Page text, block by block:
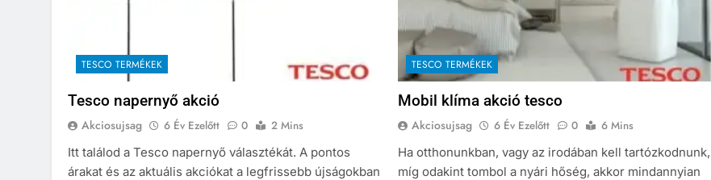
TESCO TERMÉKEK
Tesco napernyő akció
Akciosujsag 6 Év Ezelőtt 0
2 Mins
Itt találod a Tesco napernyő választékát. A pontos
árakat és az aktuális akciókat a legfrissebb újságokban
TESCO TERMÉKEK
Mobil klíma akció tesco
Akciosujsag 6 Év Ezelőtt 0
6 Mins
Ha otthonunkban, vagy az irodában kell tartózkodnunk,
míg odakint tombol a nyári hőség, akkor mindannyian